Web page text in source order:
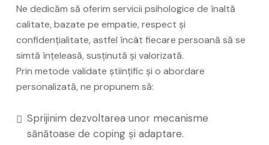
Ne dedicăm să oferim servicii psihologice de înaltă
calitate, bazate pe empatie, respect și
confidențialitate, astfel încât fiecare persoană să se
simtă înțeleasă, susținută și valorizată.
Prin metode validate științific și o abordare
personalizată, ne propunem să:
Sprijinim dezvoltarea unor mecanisme
sănătoase de coping și adaptare.